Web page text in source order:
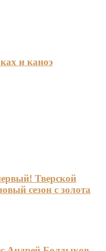
и каноэ
Тверской
сезон с золота